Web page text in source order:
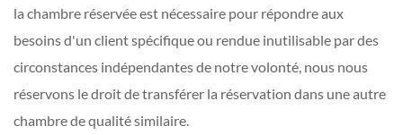
la chambre réservée est nécessaire pour répondre aux
besoins d'un client spécifique ou rendue inutilisable par des
circonstances indépendantes de notre volonté, nous nous
réservons le droit de transférer la réservation dans une autre
chambre de qualité similaire.